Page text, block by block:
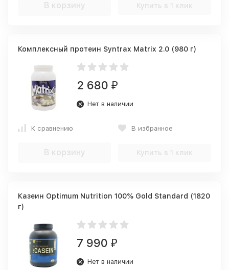
В корзину Купить в 1 клик
Комплексный протеин Syntrax Matrix 2.0 (980 г)
2 680 ₽
Нет в наличии
К сравнению В избранное
В корзину Купить в 1 клик
Казеин Optimum Nutrition 100% Gold Standard (1820
г)
7 990 ₽
Нет в наличии